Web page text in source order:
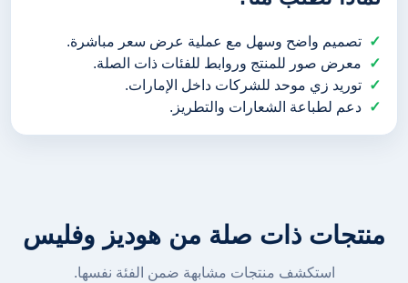
تصميم واضح وسهل مع عملية عرض سعر مباشرة.
معرض صور للمنتج وروابط للفئات ذات الصلة.
توريد زي موحد للشركات داخل الإمارات.
دعم لطباعة الشعارات والتطريز.
منتجات ذات صلة من هوديز وفليس
استكشف منتجات مشابهة ضمن الفئة نفسها.